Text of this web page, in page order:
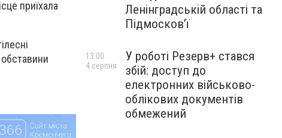
приїхала
обставини
Ленінградській області та
Підмосков’ї
У роботі Резерв+ стався
збій: доступ до
електронних військово-
облікових документів
обмежений
13:00
4 серпня